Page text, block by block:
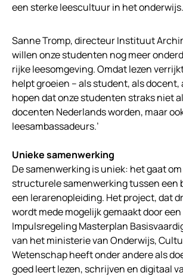
een sterke leescultuur in het
Sanne Tromp, directeur Instituut
willen onze studenten nog meer
rijke leesomgeving. Omdat lezen
helpt groeien – als student, als docent,
hopen dat onze studenten straks niet
docenten Nederlands worden, maar
leesambassadeurs.’
Unieke samenwerking
De samenwerking is uniek: het gaat
structurele samenwerking tussen een
een lerarenopleiding. Het project, dat
wordt mede mogelijk gemaakt door
Impulsregeling Masterplan
van het ministerie van Onderwijs,
Wetenschap heeft onder andere als
goed leert lezen, schrijven en digitaal